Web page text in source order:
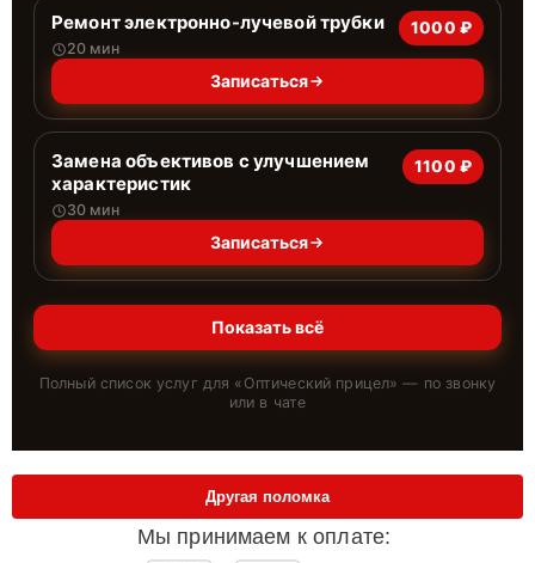
Ремонт электронно-лучевой трубки
20 мин
1000 ₽
Записаться
Замена объективов с улучшением
характеристик
30 мин
1100 ₽
Записаться
Показать всё
Полный список услуг для « Оптический прицел» — по звонку
или в чате
Мы принимаем к оплате:
Другая поломка